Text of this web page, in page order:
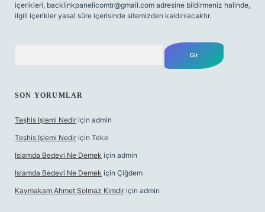
içerikleri, backlinkpanelicomtr@gmail.com adresine bildirmeniz halinde,
ilgili içerikler yasal süre içerisinde sitemizden kaldırılacaktır.
SON YORUMLAR
Teşhis Işlemi Nedir için admin
Teşhis Işlemi Nedir için Teke
Islamda Bedevi Ne Demek için admin
Islamda Bedevi Ne Demek için Çiğdem
Kaymakam Ahmet Solmaz Kimdir için admin